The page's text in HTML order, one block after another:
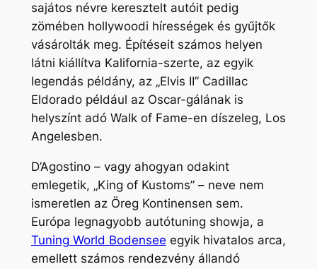
sajátos névre keresztelt autóit pedig
zömében hollywoodi hírességek és gyűjtők
vásárolták meg. Építéseit számos helyen
látni kiállítva Kalifornia-szerte, az egyik
legendás példány, az „Elvis II”Cadillac
Eldorado például az Oscar-gálának is
helyszínt adó Walk of Fame-en díszeleg, Los
Angelesben.
D’Agostino – vagy ahogyan odakint
emlegetik, „King of Kustoms”– neve nem
ismeretlen az Öreg Kontinensen sem.
Európa legnagyobb autótuning showja, a
Tuning World Bodensee egyik hivatalos arca,
emellett számos rendezvény állandó